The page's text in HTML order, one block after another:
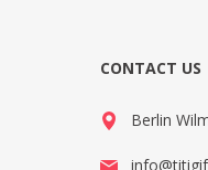
CONTACT US
Berlin